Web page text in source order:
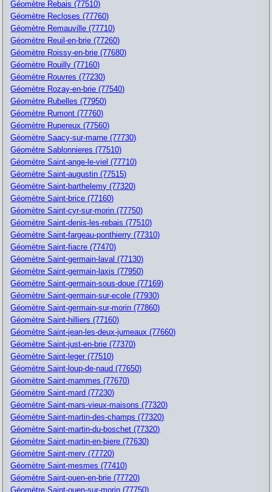
Géomètre Rebais (77510)
Géomètre Recloses (77760)
Géomètre Remauville (77710)
Géomètre Reuil-en-brie (77260)
Géomètre Roissy-en-brie (77680)
Géomètre Rouilly (77160)
Géomètre Rouvres (77230)
Géomètre Rozay-en-brie (77540)
Géomètre Rubelles (77950)
Géomètre Rumont (77760)
Géomètre Rupereux (77560)
Géomètre Saacy-sur-marne (77730)
Géomètre Sablonnieres (77510)
Géomètre Saint-ange-le-viel (77710)
Géomètre Saint-augustin (77515)
Géomètre Saint-barthelemy (77320)
Géomètre Saint-brice (77160)
Géomètre Saint-cyr-sur-morin (77750)
Géomètre Saint-denis-les-rebais (77510)
Géomètre Saint-fargeau-ponthierry (77310)
Géomètre Saint-fiacre (77470)
Géomètre Saint-germain-laval (77130)
Géomètre Saint-germain-laxis (77950)
Géomètre Saint-germain-sous-doue (77169)
Géomètre Saint-germain-sur-ecole (77930)
Géomètre Saint-germain-sur-morin (77860)
Géomètre Saint-hilliers (77160)
Géomètre Saint-jean-les-deux-jumeaux (77660)
Géomètre Saint-just-en-brie (77370)
Géomètre Saint-leger (77510)
Géomètre Saint-loup-de-naud (77650)
Géomètre Saint-mammes (77670)
Géomètre Saint-mard (77230)
Géomètre Saint-mars-vieux-maisons (77320)
Géomètre Saint-martin-des-champs (77320)
Géomètre Saint-martin-du-boschet (77320)
Géomètre Saint-martin-en-biere (77630)
Géomètre Saint-mery (77720)
Géomètre Saint-mesmes (77410)
Géomètre Saint-ouen-en-brie (77720)
Géomètre Saint-ouen-sur-morin (77750)